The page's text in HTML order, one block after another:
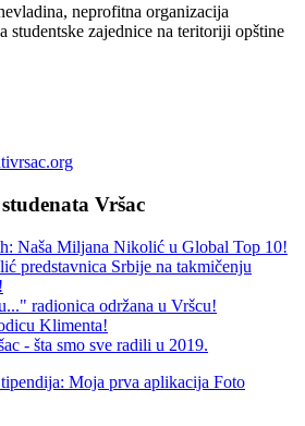
neprofitna organizacija
studentske zajednice na teritoriji opštine
Vršac
Naša Miljana Nikolić u Global Top 10!
predstavnica Srbije na takmičenju
radionica održana u Vršcu!
Klimenta!
- šta smo sve radili u 2019.
Moja prva aplikacija Foto